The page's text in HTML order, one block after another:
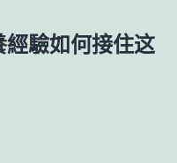
驗如何接住这